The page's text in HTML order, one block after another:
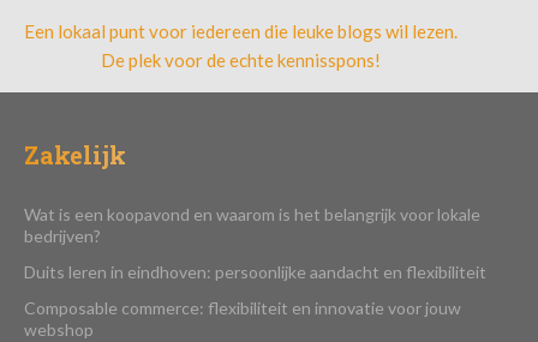
Een lokaal punt voor iedereen die leuke blogs wil lezen.
De plek voor de echte kennisspons!
Zakelijk
Wat is een koopavond en waarom is het belangrijk voor lokale
bedrijven?
Duits leren in eindhoven: persoonlijke aandacht en flexibiliteit
Composable commerce: flexibiliteit en innovatie voor jouw
webshop